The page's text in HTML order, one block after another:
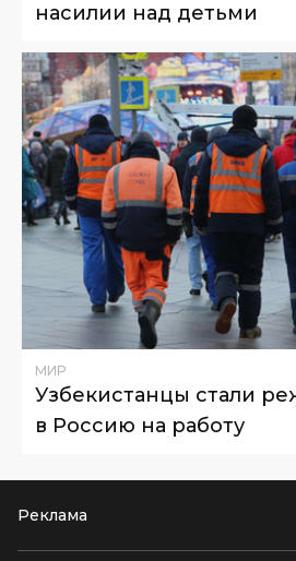
насилии над детьми
МИР
Узбекистанцы стали
в Россию на работу
Реклама